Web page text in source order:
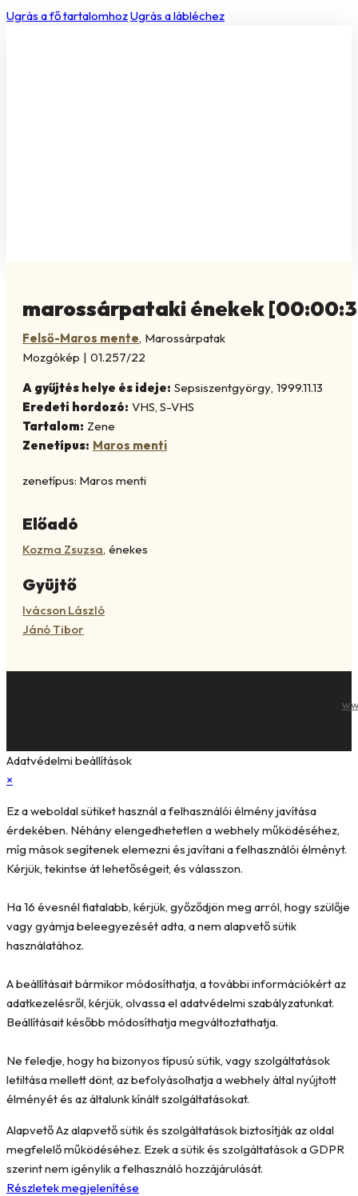
Ugrás a fő tartalomhozUgrás a lábléchez
marossárpataki énekek
Felső-Maros mente, Marossárpatak
Mozgókép | 01.257/22
A gyűjtés helye és ideje: Sepsiszentgyörgy, 1999.11.13
Eredeti hordozó: VHS, S-VHS
Tartalom: Zene
Zenetípus: Maros menti
zenetípus: Maros menti
Előadó
Kozma Zsuzsa, énekes
Gyüjtő
Ivácson László
Jánó Tibor
Adatvédelmi beállítások
×
Ez a weboldal sütiket használ a felhasználói élmény javítása
érdekében. Néhány elengedhetetlen a webhely működéséhez,
míg mások segítenek elemezni és javítani a felhasználói élményt.
Kérjük, tekintse át lehetőségeit, és válasszon.
Ha 16 évesnél fiatalabb, kérjük, győződjön meg arról, hogy szülője
vagy gyámja beleegyezését adta, a nem alapvető sütik
használatához.
A beállításait bármikor módosíthatja, a további információkért az
adatkezelésről, kérjük, olvassa el adatvédelmi szabályzatunkat.
Beállításait később módosíthatja megváltoztathatja.
Ne feledje, hogy ha bizonyos típusú sütik, vagy szolgáltatások
letiltása mellett dönt, az befolyásolhatja a webhely által nyújtott
élményét és az általunk kínált szolgáltatásokat.
AlapvetőAz alapvető sütik és szolgáltatások biztosítják az oldal
megfelelő működéséhez. Ezek a sütik és szolgáltatások a GDPR
szerint nem igénylik a felhasználó hozzájárulását.
Részletek megjelenítése